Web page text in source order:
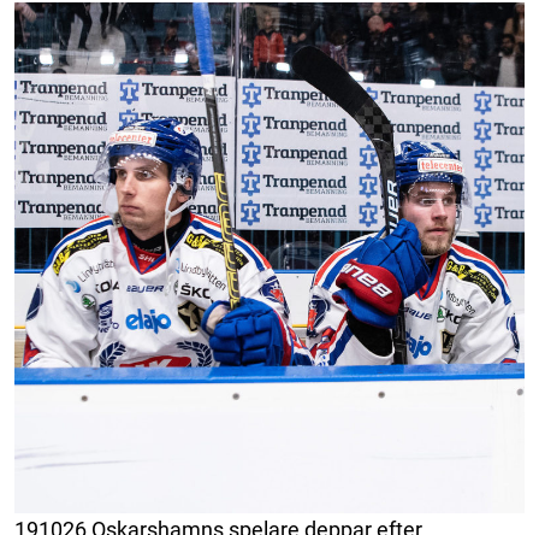
191026 Oskarshamns spelare deppar efter